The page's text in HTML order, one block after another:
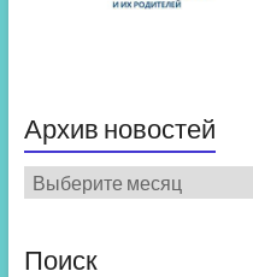
Архив новостей
Архив
новостей
Поиск